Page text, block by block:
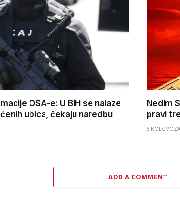
OSA-e: U BiH se nalaze
ubica, čekaju naredbu
Nedim
pravi
5
ADD A COMMENT